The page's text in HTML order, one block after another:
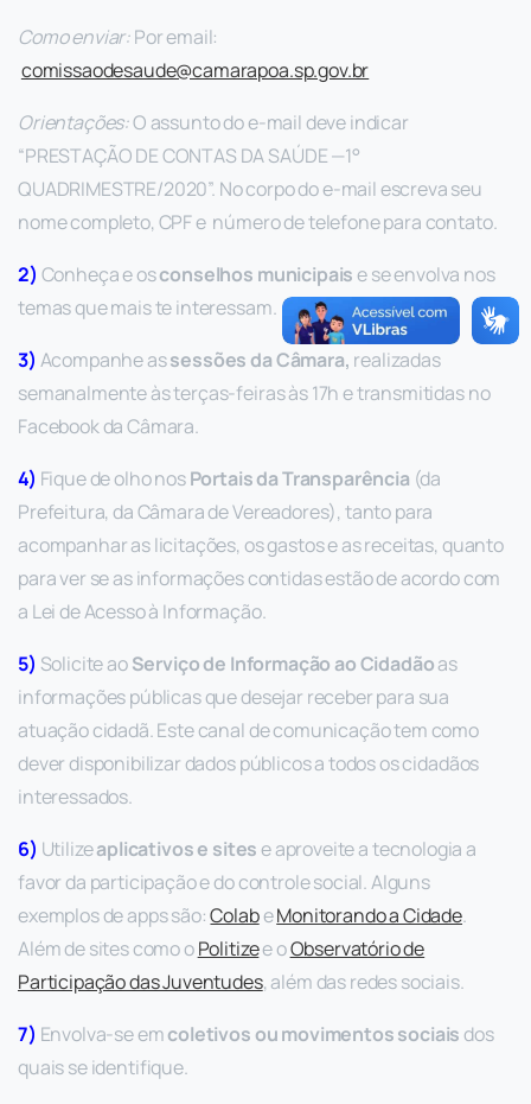
Como enviar:Por email:
comissaodesaude@camarapoa.sp.gov.br
Orientações:O assunto do e-mail deve indicar
“PRESTAÇÃO DE CONTAS DA SAÚDE —1°
QUADRIMESTRE/2020”. No corpo do e-mail escreva seu
nome completo, CPF e número de telefone para contato.
2) Conheça e osconselhos municipaise se envolva nos
temas que mais te interessam.
3) Acompanhe assessões da Câmara, realizadas
semanalmente às terças-feiras às 17h e transmitidas no
Facebook da Câmara.
4) Fique de olho nosPortais da Transparência (da
Prefeitura, da Câmara de Vereadores), tanto para
acompanhar as licitações, os gastos e as receitas, quanto
para ver se as informações contidas estão de acordo com
a Lei de Acesso à Informação.
5) Solicite aoServiço de Informação ao Cidadãoas
informações públicas que desejar receber para sua
atuação cidadã. Este canal de comunicação tem como
dever disponibilizar dados públicos a todos os cidadãos
interessados.
6) Utilizeaplicativos e sitese aproveite a tecnologia a
favor da participação e do controle social. Alguns
exemplos de apps são:ColabeMonitorando a Cidade.
Além de sites como oPolitizee oObservatório de
Participação das Juventudes, além das redes sociais.
7) Envolva-se emcoletivos ou movimentos sociaisdos
quais se identifique.